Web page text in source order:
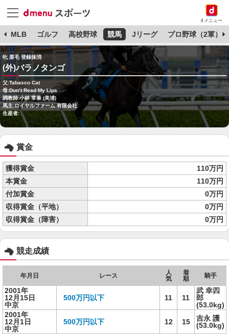
dメニュー
MLB ゴルフ 高校野球 競馬 Jリーグ プロ野球（2軍）
牝 栗毛 登録抹消
(外)バラノタンゴ
父:Tabasco Cat
母:Don’t Read My Lips
調教師:小林 常泰 (美浦)
馬主:ロイヤルファーム 有限会社
生産者:
賞金
獲得賞金
110万円
本賞金
110万円
付加賞金
0万円
収得賞金（平地）
0万円
収得賞金（障害）
0万円
競走成績
年月日 レース
人
気
着
順
騎手
2001年
12月15日
中京
500万円以下 11 11
武 幸四
郎
(53.0kg)
2001年
12月1日
中京
500万円以下 12 15
吉永 護
(53.0kg)